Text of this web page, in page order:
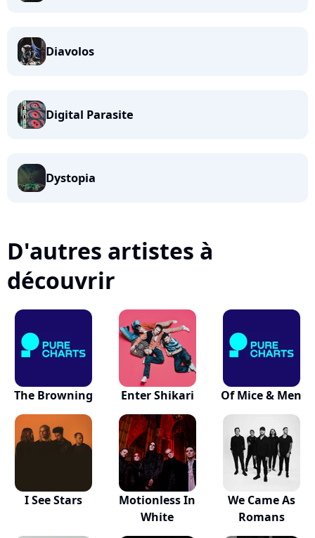
Diavolos
Digital Parasite
Dystopia
D'autres artistes à
découvrir
The Browning Enter Shikari Of Mice & Men
I See Stars
Motionless In
White
We Came As
Romans